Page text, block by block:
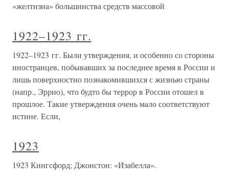
«желтизна» большинства средств массовой
1922–1923 гг.
1922–1923 гг. Были утверждения, и особенно со стороны
иностранцев, побывавших за последнее время в России и
лишь поверхностно познакомившихся с жизнью страны
(напр., Эррио), что будто бы террор в России отошел в
прошлое. Такие утверждения очень мало соответствуют
истине. Если,
1923
1923 Кингсфорд; Джонстон: «Изабелла».